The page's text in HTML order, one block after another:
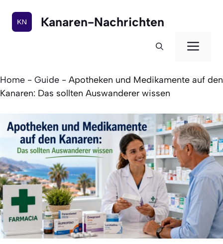
Inhalt
springen
Kanaren-Nachrichten
Home - Guide - Apotheken und Medikamente auf den
Kanaren: Das sollten Auswanderer wissen